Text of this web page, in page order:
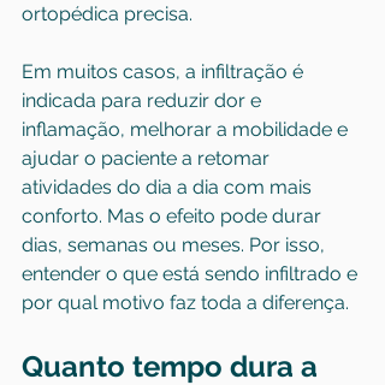
ortopédica precisa.
Em muitos casos, a infiltração é
indicada para reduzir dor e
inflamação, melhorar a mobilidade e
ajudar o paciente a retomar
atividades do dia a dia com mais
conforto. Mas o efeito pode durar
dias, semanas ou meses. Por isso,
entender o que está sendo infiltrado e
por qual motivo faz toda a diferença.
Quanto tempo dura a